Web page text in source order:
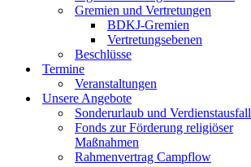
Gremien und Vertretungen
BDKJ-Gremien
Vertretungsebenen
Beschlüsse
Termine
Veranstaltungen
Unsere Angebote
Sonderurlaub und Verdienstausfall
Fonds zur Förderung religiöser
Maßnahmen
Rahmenvertrag Campflow